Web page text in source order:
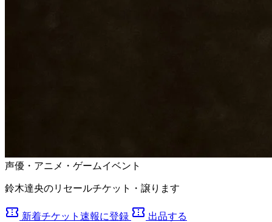
声優・アニメ・ゲームイベント
鈴木達央のリセールチケット・譲ります
confirmation_number 新着チケット速報に登録 confirmation_number 出品する